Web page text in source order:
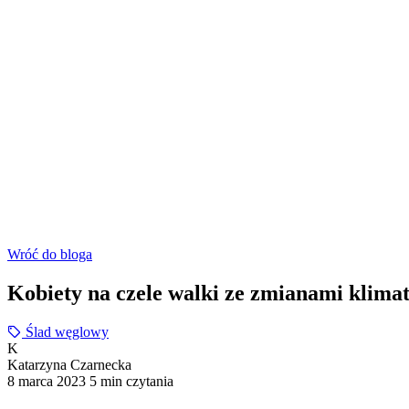
Wróć do bloga
Kobiety na czele walki ze zmianami
Ślad węglowy
K
Katarzyna Czarnecka
8 marca 2023 5 min czytania